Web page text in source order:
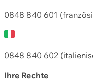
0848 840 601
0848 840 602
Ihre Rechte